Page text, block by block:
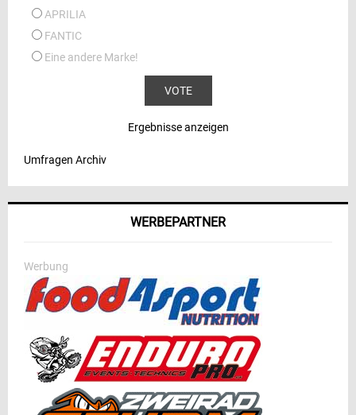
APRILIA
FANTIC
Eine andere Marke!
Ergebnisse anzeigen
Umfragen Archiv
WERBEPARTNER
Werbung